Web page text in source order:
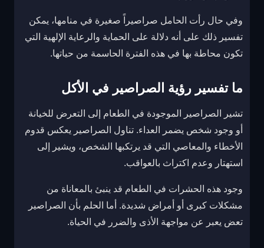
وفي حال رأت الحامل صراصيراً صغيرة في منامها، يمكن
تفسير ذلك على أنه دلالة على الحماية والرعاية الإلهية التي
تكون محاطة بها في هذه الفترة الحاسمة من حياتها.
ما تفسير رؤية الصراصير في الأكل
تشير الصراصير الموجودة في الطعام إلى التعرض للخيانة
أو وجود شخص يضمر العداء. تناول الصراصير يعكس قدوم
الأخطاء والمعاصي التي قد يرتكبها الشخص، ويشير إلى
استهتار وعدم اكتراث بالعواقب.
وجود هذه الحشرات في الطعام قد ينبئ بالمعاناة من
مشكلات كبرى أو أمراض شديدة. أما الحلم بأن الصراصير
تعض يعبر عن مواجهة الأذى والضرر في الحياة.